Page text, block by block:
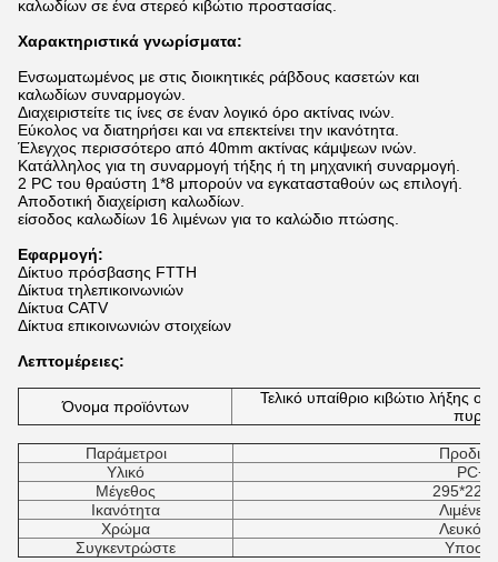
καλωδίων σε ένα στερεό κιβώτιο προστασίας.
Χαρακτηριστικά γνωρίσματα:
Ενσωματωμένος με στις διοικητικές ράβδους κασετών και
καλωδίων συναρμογών.
Διαχειριστείτε τις ίνες σε έναν λογικό όρο ακτίνας ινών.
Εύκολος να διατηρήσει και να επεκτείνει την ικανότητα.
Έλεγχος περισσότερο από 40mm ακτίνας κάμψεων ινών.
Κατάλληλος για τη συναρμογή τήξης ή τη μηχανική συναρμογή.
2 PC του θραύστη 1*8 μπορούν να εγκατασταθούν ως επιλογή.
Αποδοτική διαχείριση καλωδίων.
είσοδος καλωδίων 16 λιμένων για το καλώδιο πτώσης.
Εφαρμογή:
Δίκτυο πρόσβασης FTTH
Δίκτυα τηλεπικοινωνιών
Δίκτυα CATV
Δίκτυα επικοινωνιών στοιχείων
Λεπτομέρειες:
Όνομα προϊόντων
Τελικό υπαίθριο κιβώτιο λήξης
Παράμετροι
Υλικό
Μέγεθος
Ικανότητα
Λιμένες
Χρώμα
Λευκό,
Συγκεντρώστε